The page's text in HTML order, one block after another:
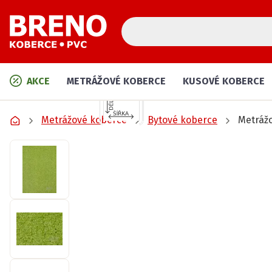
AKCE METRÁŽOVÉ KOBERCE KUSOVÉ KOBERCE
Metrážové koberce Bytové koberce